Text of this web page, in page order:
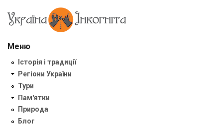
Меню
Історія і традиції
Регіони України
Тури
Пам'ятки
Природа
Блог